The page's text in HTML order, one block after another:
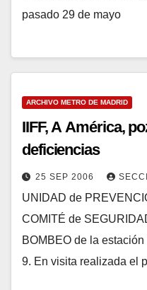
pasado 29 de mayo
ARCHIVO METRO DE MADRID
IIFF, A América,
deficiencias
25 SEP 2006
UNIDAD de
COMITÉ de
BOMBEO de la
9. En visita realizada el